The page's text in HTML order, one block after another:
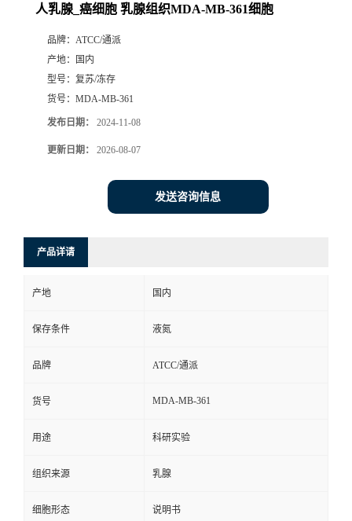
人乳腺_癌细胞 乳腺组织MDA-MB-361细胞
品牌： ATCC/通派
产地：
国内
型号： 复苏/冻存
货号： MDA-MB-361
发布日期： 2024-11-08
更新日期： 2026-08-07
发送咨询信息
产品详请
产地 国内
保存条件 液氮
品牌 ATCC/通派
货号 MDA-MB-361
用途 科研实验
组织来源 乳腺
细胞形态 说明书